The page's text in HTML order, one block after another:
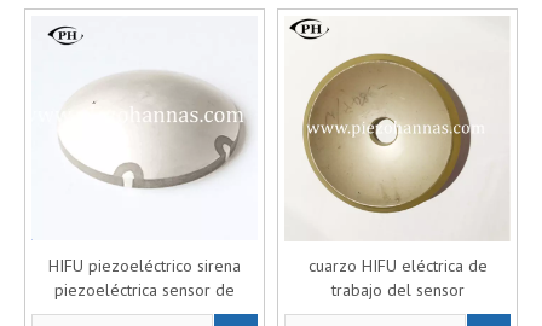
HIFU piezoeléctrico sirena
piezoeléctrica sensor de
trabajo para la industria
cuarzo HIFU eléctrica de
trabajo del sensor
piezoeléctrico para el precio